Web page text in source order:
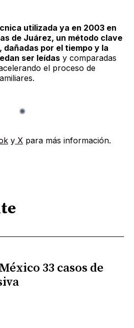
utilizada ya en 2003 en
de Juárez, un método clave
dañadas por el tiempo y la
ser leídas y comparadas
el proceso de
y X para más información.
33 casos de